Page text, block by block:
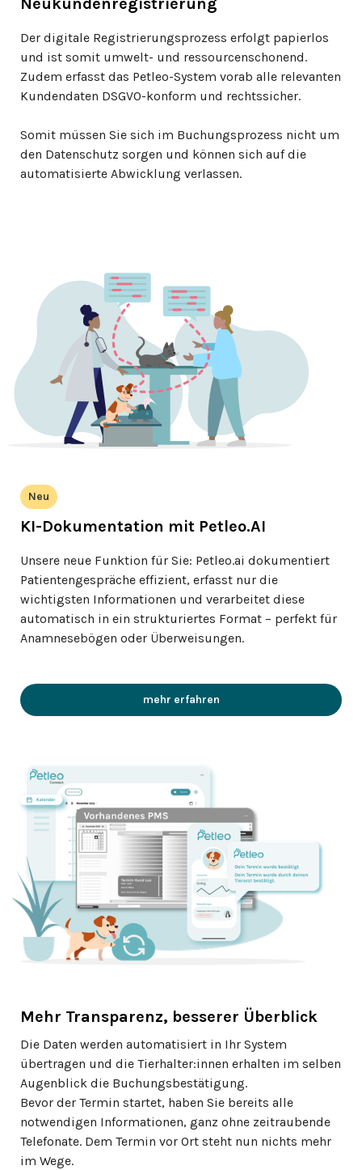
Der digitale Registrierungsprozess erfolgt papierlos
und ist somit umwelt- und ressourcenschonend.
Zudem erfasst das Petleo-System vorab alle relevanten
Kundendaten DSGVO-konform und rechtssicher.
Somit müssen Sie sich im Buchungsprozess nicht um
den Datenschutz sorgen und können sich auf die
automatisierte Abwicklung verlassen.
Neu
KI-Dokumentation mit Petleo.AI
Unsere neue Funktion für Sie: Petleo.ai dokumentiert
Patientengespräche effizient, erfasst nur die
wichtigsten Informationen und verarbeitet diese
automatisch in ein strukturiertes Format – perfekt für
Anamnesebögen oder Überweisungen.
mehr erfahren
Mehr Transparenz, besserer Überblick
Die Daten werden automatisiert in Ihr System
übertragen und die Tierhalter:innen erhalten im selben
Augenblick die Buchungsbestätigung.
Bevor der Termin startet, haben Sie bereits alle
notwendigen Informationen, ganz ohne zeitraubende
Telefonate. Dem Termin vor Ort steht nun nichts mehr
im Wege.